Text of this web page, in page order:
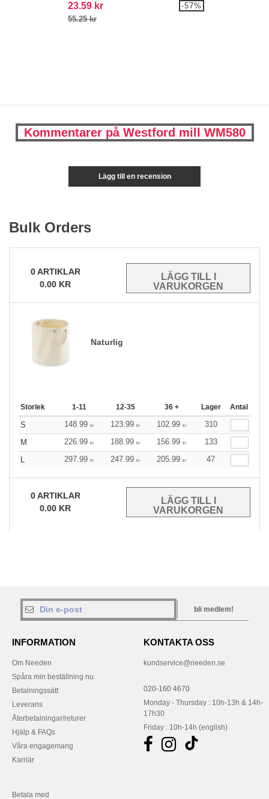
23.59 kr
55.25 kr
-57%
Kommentarer på Westford mill WM580
Lägg till en recension
Bulk Orders
0ARTIKLAR
0.00 KR
Naturlig
Storlek 1-11 12-35 36 + Lager Antal
S 148.99 kr 123.99 kr 102.99 kr
310
M
226.99 kr 188.99 kr 156.99 kr
133
L
297.99 kr 247.99 kr 205.99 kr 47
0ARTIKLAR
0.00 KR
bli medlem!
INFORMATION
Om Needen
Spåra min beställning nu
Betalningssätt
Leverans
Återbetalningar/returer
Hjälp & FAQs
Våra engagemang
Karriär
KONTAKTA OSS
kundservice@needen.se
020-160 4670
Monday - Thursday : 10h-13h & 14h-
17h30
Friday : 10h-14h (english)
Betala med